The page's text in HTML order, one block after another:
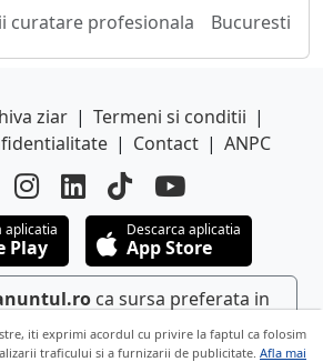
curatare profesionala
Bucuresti
ziar | Termeni si conditii |
| Contact | ANPC
aplicatia
Play
Descarca aplicatia
App Store
ca sursa preferata in
Google
iti exprimi acordul cu privire la faptul ca folosim
traficului si a furnizarii de publicitate. Afla mai